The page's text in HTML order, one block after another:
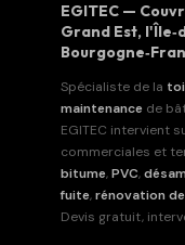
EGITEC —
Grand Est,
Spécialiste de la
maintenance de
EGITEC intervient
commerciales et
bitume,PVC,
fuite,rénovation
Devis gratuit,